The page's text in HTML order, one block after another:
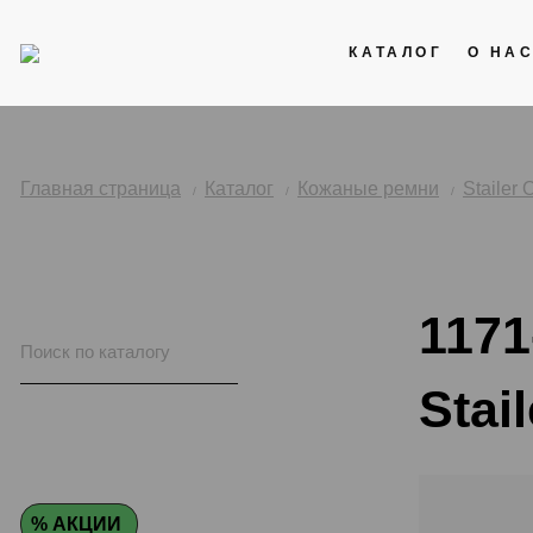
КАТАЛОГ О НАС
Главная страница Каталог Кожаные ремни Stailer
% АКЦИИ